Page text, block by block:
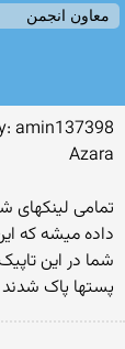
معاون انجمن
amin137398
Azara
تمامی
داده میشه که
شما در این
پستها پاک شدند